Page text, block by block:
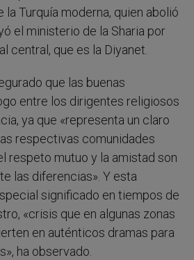
la Turquía moderna, quien abolió
el ministerio de la Sharia por
central, que es la Diyanet.
que las buenas
entre los dirigentes religiosos
ya que «representa un claro
respectivas comunidades
respeto mutuo y la amistad son
las diferencias». Y esta
significado en tiempos de
«crisis que en algunas zonas
en auténticos dramas para
ha observado.